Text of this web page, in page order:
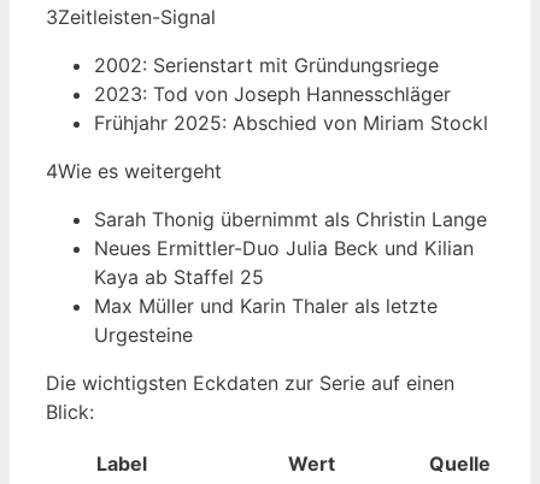
3Zeitleisten-Signal
2002: Serienstart mit Gründungsriege
2023: Tod von Joseph Hannesschläger
Frühjahr 2025: Abschied von Miriam Stockl
4Wie es weitergeht
Sarah Thonig übernimmt als Christin Lange
Neues Ermittler-Duo Julia Beck und Kilian
Kaya ab Staffel 25
Max Müller und Karin Thaler als letzte
Urgesteine
Die wichtigsten Eckdaten zur Serie auf einen
Blick:
Label Wert
Quelle